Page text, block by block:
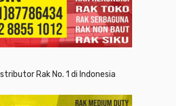
Rak No. 1 di Indonesia